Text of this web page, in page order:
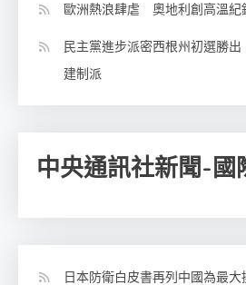
歐洲熱浪肆虐 奧地利創高溫紀
民主黨進步派密西根州初選勝
建制派
中央通訊社新聞-國
日本防衛白皮書再列中國為最